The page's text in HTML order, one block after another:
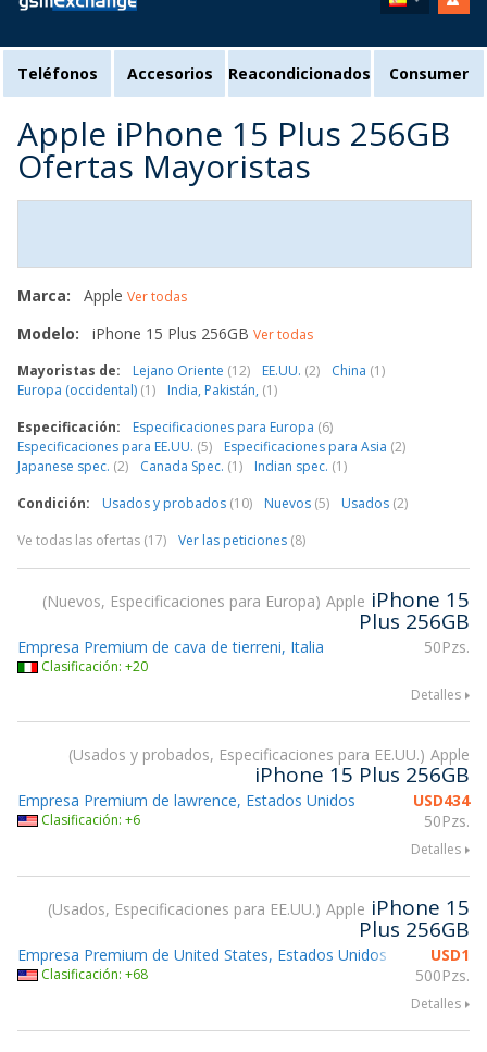
Teléfonos Accesorios Reacondicionados Consumer
Apple iPhone 15 Plus 256GB
Ofertas Mayoristas
Marca: Apple Ver todas
Modelo: iPhone 15 Plus 256GB Ver todas
Mayoristas de:
Lejano Oriente (12) EE.UU. (2) China (1)
Europa (occidental) (1) India, Pakistán, (1)
Especificación:
Especificaciones para Europa (6)
Especificaciones para EE.UU. (5) Especificaciones para Asia (2)
Japanese spec. (2) Canada Spec. (1) Indian spec. (1)
Condición:
Usados y probados (10) Nuevos (5) Usados (2)
Ve todas las ofertas (17)
Ver las peticiones (8)
Nuevos, Especificaciones para Europa Apple iPhone 15
Plus 256GB
50Pzs.
Empresa Premium de cava de tierreni, Italia
Clasificación: +20
Detalles
Usados y probados, Especificaciones para EE.UU. Apple
iPhone 15 Plus 256GB
USD434
50Pzs.
Empresa Premium de lawrence, Estados Unidos
Clasificación: +6
Detalles
Usados, Especificaciones para EE.UU. Apple iPhone 15
Plus 256GB
USD1
500Pzs.
Empresa Premium de United States, Estados Unidos
Clasificación: +68
Detalles